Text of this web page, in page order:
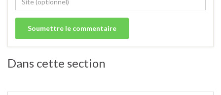
Dans cette section